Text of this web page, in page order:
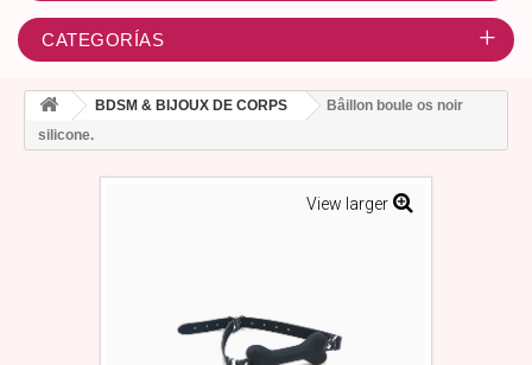
CATEGORÍAS
BDSM & BIJOUX DE CORPS
Bâillon boule os noir
silicone.
View larger